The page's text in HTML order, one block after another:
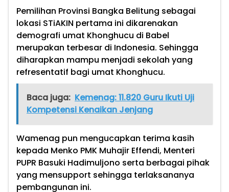
Pemilihan Provinsi Bangka Belitung sebagai
lokasi STiAKIN pertama ini dikarenakan
demografi umat Khonghucu di Babel
merupakan terbesar di Indonesia. Sehingga
diharapkan mampu menjadi sekolah yang
refresentatif bagi umat Khonghucu.
Baca juga: Kemenag: 11.820 Guru Ikuti Uji
Kompetensi Kenaikan Jenjang
Wamenag pun mengucapkan terima kasih
kepada Menko PMK Muhajir Effendi, Menteri
PUPR Basuki Hadimuljono serta berbagai pihak
yang mensupport sehingga terlaksananya
pembangunan ini.